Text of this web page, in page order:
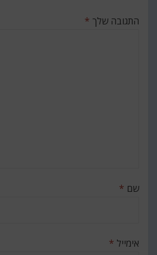
התגובה שלך *
שם *
אימייל *